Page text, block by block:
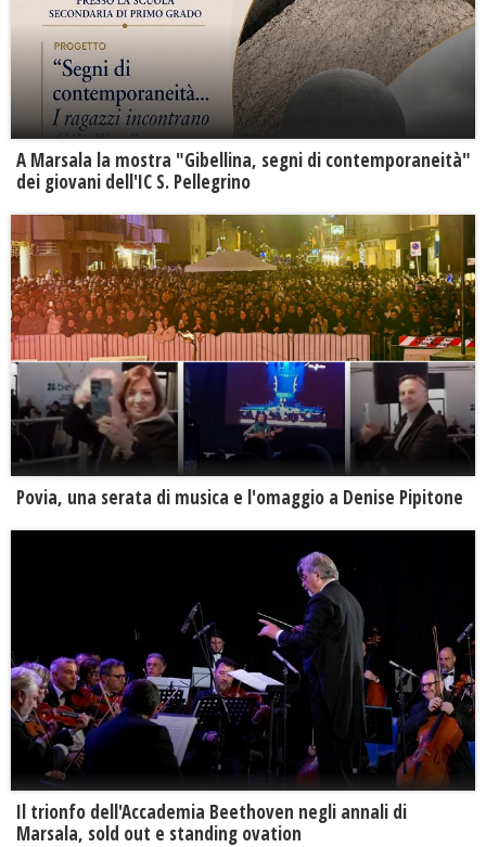
A Marsala la mostra "Gibellina, segni di contemporaneità"
dei giovani dell'IC S. Pellegrino
Povia, una serata di musica e l'omaggio a Denise Pipitone
Il trionfo dell'Accademia Beethoven negli annali di
Marsala, sold out e standing ovation